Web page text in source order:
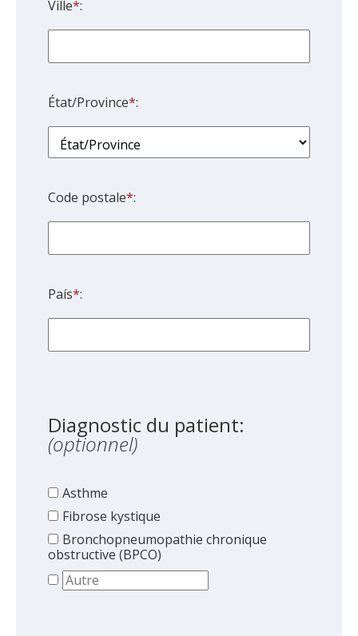
Ville*:
État/Province*:
Code postale*:
País*:
Diagnostic du patient:
(optionnel)
Asthme
Fibrose kystique
Bronchopneumopathie chronique
obstructive (BPCO)